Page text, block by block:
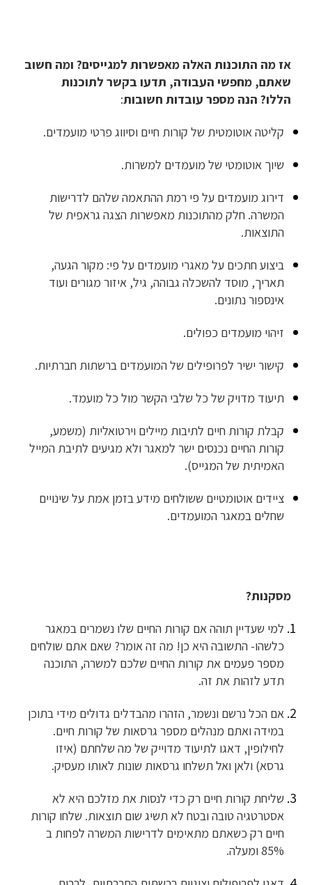
אז מה התוכנות האלה מאפשרות למגייסים? ומה חשוב
שאתם, מחפשי העבודה, תדעו בקשר לתוכנות
הללו? הנה מספר עובדות חשובות:
קליטה אוטומטית של קורות חיים וסיווג פרטי מועמדים.
שיוך אוטומטי של מועמדים למשרות.
דירוג מועמדים על פי רמת ההתאמה שלהם לדרישות
המשרה. חלק מהתוכנות מאפשרות הצגה גראפית של
התוצאות.
ביצוע חתכים על מאגרי מועמדים על פי: מקור הגעה,
תאריך, מוסד להשכלה גבוהה, גיל, איזור מגורים ועוד
אינספור נתונים.
זיהוי מועמדים כפולים.
קישור ישיר לפרופילים של המועמדים ברשתות חברתיות.
תיעוד מדויק של כל שלבי הקשר מול כל מועמד.
קבלת קורות חיים לתיבות מיילים וירטואליות (משמע,
קורות החיים נכנסים ישר למאגר ולא מגיעים לתיבת המייל
האמיתית של המגייס).
ציידים אוטומטיים ששולחים מידע בזמן אמת על שינויים
שחלים במאגר המועמדים.
מסקנות?
למי שעדיין תוהה אם קורות החיים שלו נשמרים במאגר
כלשהו- התשובה היא כן! מה זה אומר? שאם אתם שולחים
מספר פעמים את קורות החיים שלכם למשרה, התוכנה
תדע לזהות את זה.
אם הכל נרשם ונשמר, הזהרו מהבדלים גדולים מידי בתוכן
במידה ואתם מנהלים מספר גרסאות של קורות חיים.
לחילופין, דאגו לתיעוד מדוייק של מה שלחתם (איזו
גרסא) ולאן ואל תשלחו גרסאות שונות לאותו מעסיק.
שליחת קורות חיים רק כדי לנסות את מזלכם היא לא
אסטרטגיה טובה ובטח לא תשיג שום תוצאות. שלחו קורות
חיים רק כשאתם מתאימים לדרישות המשרה לפחות ב
85% ומעלה.